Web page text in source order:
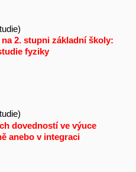
2. stupni základní školy:
fyziky
dovedností ve výuce
anebo v integraci